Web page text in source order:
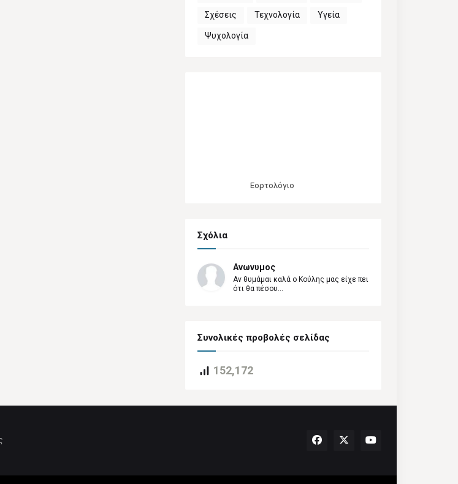
Σχέσεις Τεχνολογία Υγεία
Ψυχολογία
Εορτολόγιο
Σχόλια
Ανωνυμος
Αν θυμάμαι καλά ο Κούλης μας είχε πει
ότι θα πέσου...
Συνολικές προβολές σελίδας
152,172